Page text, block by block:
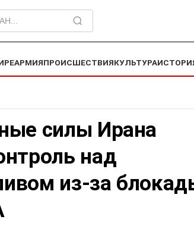
АРМИЯПРОИСШЕСТВИЯКУЛЬТУРА
силы Ирана
над
из-за